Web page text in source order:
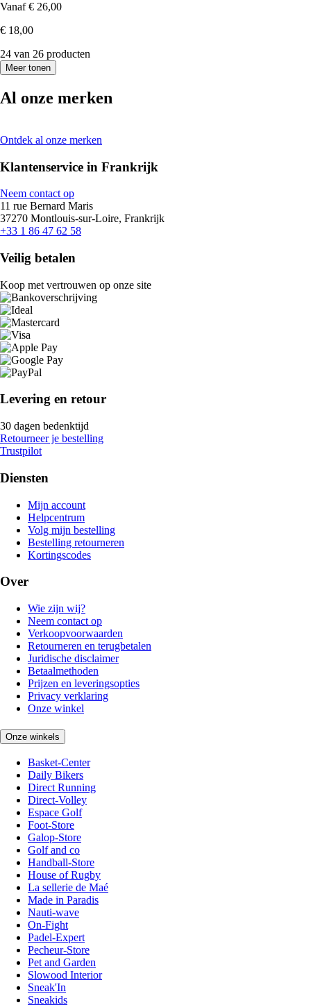
Vanaf € 26,00
€ 18,00
24 van 26 producten
Meer tonen
Al onze merken
Ontdek al onze merken
Klantenservice in Frankrijk
Neem contact op
11 rue Bernard Maris
37270 Montlouis-sur-Loire, Frankrijk
+33 1 86 47 62 58
Veilig betalen
Koop met vertrouwen op onze site
Levering en retour
30 dagen bedenktijd
Retourneer je bestelling
Trustpilot
Diensten
Mijn account
Helpcentrum
Volg mijn bestelling
Bestelling retourneren
Kortingscodes
Over
Wie zijn wij?
Neem contact op
Verkoopvoorwaarden
Retourneren en terugbetalen
Juridische disclaimer
Betaalmethoden
Prijzen en leveringsopties
Privacy verklaring
Onze winkel
Onze winkels
Basket-Center
Daily Bikers
Direct Running
Direct-Volley
Espace Golf
Foot-Store
Galop-Store
Golf and co
Handball-Store
House of Rugby
La sellerie de Maé
Made in Paradis
Nauti-wave
On-Fight
Padel-Expert
Pecheur-Store
Pet and Garden
Slowood Interior
Sneak'In
Sneakids